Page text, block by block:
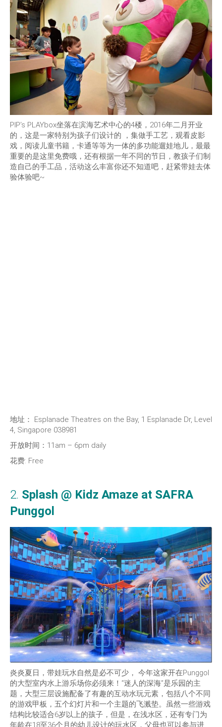
PIP’s PLAYbox坐落在滨海艺术中心的4楼，2016年二月开业
的，这是一家特别为孩子们设计的 ，集做手工艺，观看皮影
戏，阅读儿童书籍，卡通等等为一体的多功能遛娃地儿，最最
重要的是这里免费哦，还有根据一年不同的节日，教孩子们制
造自己的手工品，活动这么丰富你还不知道吧，赶紧带娃去体
验体验吧~
地址：
Esplanade Theatres on the Bay, 1 Esplanade Dr, Level
4, Singapore 038981
开放时间：11am – 6pm daily
花费: Free
2. Splash @ Kidz Amaze at SAFRA
Punggol
炎炎夏日，带娃玩水自然是必不可少， 今年这家开在Punggol
的大型室内水上游乐场你必须来！“迷人的深海”是乐园的主
题，大型三层设施配备了有趣的互动水玩元素，包括八个不同
的游戏甲板，五个幻灯片和一个主题的飞溅垫。虽然一些游戏
结构比较适合6岁以上的孩子，但是，在浅水区，还有专门为
年龄在18至36个月的幼儿设计的玩水区，父母也可以参与进